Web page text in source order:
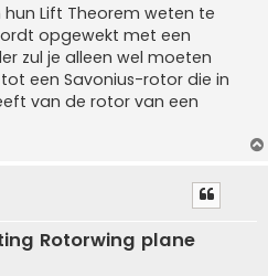
Lift Theorem weten te
opgewekt met een
zul je alleen wel moeten
een Savonius-rotor die in
van de rotor van een
Rotorwing plane